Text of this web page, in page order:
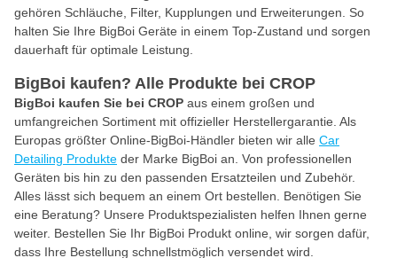
gehören Schläuche, Filter, Kupplungen und Erweiterungen. So
halten Sie Ihre BigBoi Geräte in einem Top-Zustand und sorgen
dauerhaft für optimale Leistung.
BigBoi kaufen? Alle Produkte bei CROP
BigBoi kaufen Sie bei CROP aus einem großen und
umfangreichen Sortiment mit offizieller Herstellergarantie. Als
Europas größter Online-BigBoi-Händler bieten wir alle Car
Detailing Produkte der Marke BigBoi an. Von professionellen
Geräten bis hin zu den passenden Ersatzteilen und Zubehör.
Alles lässt sich bequem an einem Ort bestellen. Benötigen Sie
eine Beratung? Unsere Produktspezialisten helfen Ihnen gerne
weiter. Bestellen Sie Ihr BigBoi Produkt online, wir sorgen dafür,
dass Ihre Bestellung schnellstmöglich versendet wird.